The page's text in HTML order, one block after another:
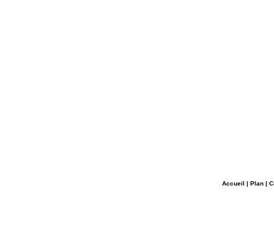
Accueil | Plan|